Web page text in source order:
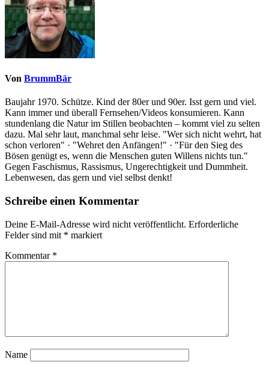
Von BrummBär
Baujahr 1970. Schütze. Kind der 80er und 90er. Isst gern und viel.
Kann immer und überall Fernsehen/Videos konsumieren. Kann
stundenlang die Natur im Stillen beobachten – kommt viel zu selten
dazu. Mal sehr laut, manchmal sehr leise. "Wer sich nicht wehrt, hat
schon verloren" · "Wehret den Anfängen!" · "Für den Sieg des
Bösen genügt es, wenn die Menschen guten Willens nichts tun."
Gegen Faschismus, Rassismus, Ungerechtigkeit und Dummheit.
Lebenwesen, das gern und viel selbst denkt!
Schreibe einen Kommentar
Deine E-Mail-Adresse wird nicht veröffentlicht. Erforderliche
Felder sind mit * markiert
Kommentar *
Name